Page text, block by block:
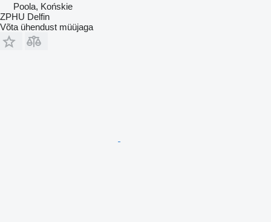
Poola, Końskie
ZPHU Delfin
Võta ühendust müüjaga